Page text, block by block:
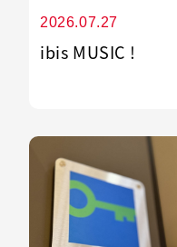
は使用
3. 客室
安全確
2026.07.27
ibis MUSIC !